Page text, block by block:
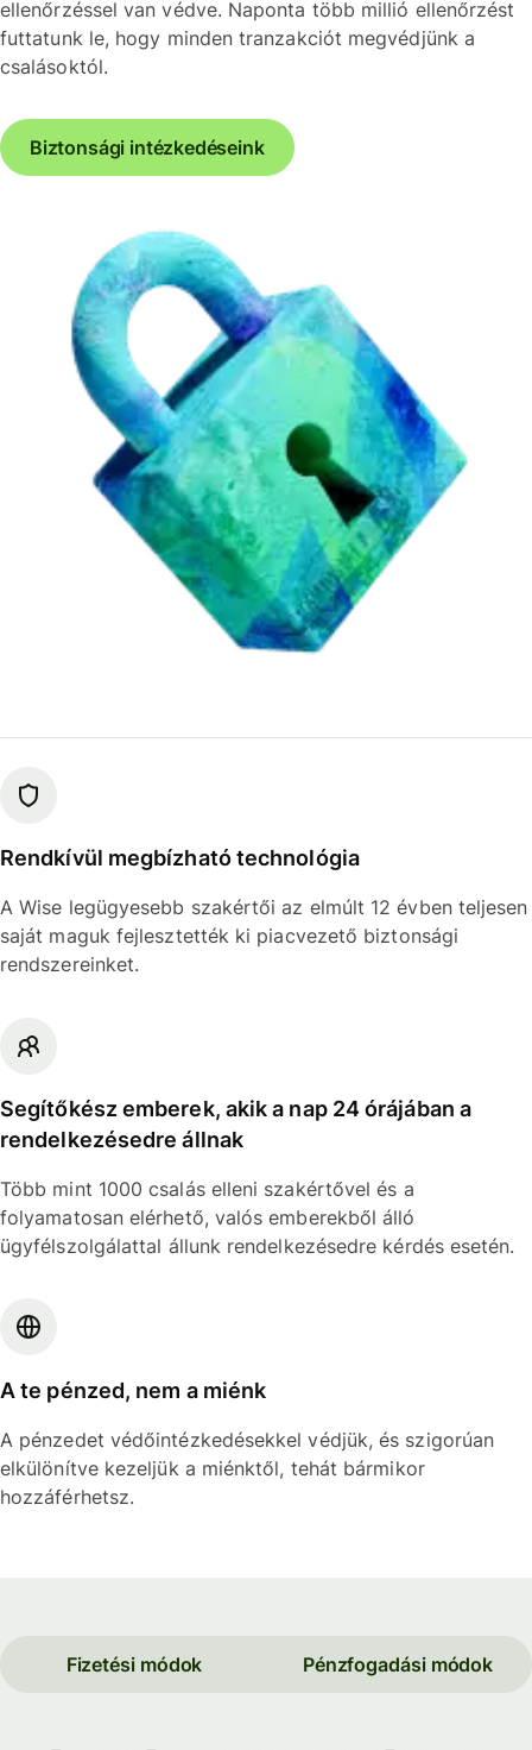
ellenőrzéssel van védve. Naponta több millió ellenőrzést
futtatunk le, hogy minden tranzakciót megvédjünk a
csalásoktól.
Biztonsági intézkedéseink
Rendkívül megbízható technológia
A Wise legügyesebb szakértői az elmúlt 12 évben teljesen
saját maguk fejlesztették ki piacvezető biztonsági
rendszereinket.
Segítőkész emberek, akik a nap 24 órájában a
rendelkezésedre állnak
Több mint 1000 csalás elleni szakértővel és a
folyamatosan elérhető, valós emberekből álló
ügyfélszolgálattal állunk rendelkezésedre kérdés esetén.
A te pénzed, nem a miénk
A pénzedet védőintézkedésekkel védjük, és szigorúan
elkülönítve kezeljük a miénktől, tehát bármikor
hozzáférhetsz.
Fizetési módok Pénzfogadási módok